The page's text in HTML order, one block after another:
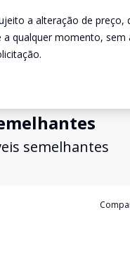
a alteração de preço,
a qualquer momento, sem
semelhantes